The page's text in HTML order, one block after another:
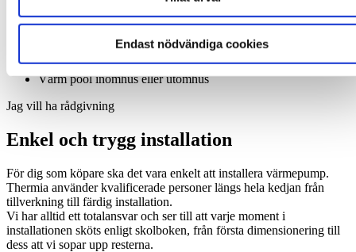
Endast nödvändiga cookies
Utnyttja förnybar energi
Komfortkyla på sommaren
Värm pool inomhus eller utomhus
Jag vill ha rådgivning
Enkel och trygg installation
För dig som köpare ska det vara enkelt att installera värmepump.
Thermia använder kvalificerade personer längs hela kedjan från
tillverkning till färdig installation.
Vi har alltid ett totalansvar och ser till att varje moment i
installationen sköts enligt skolboken, från första dimensionering till
dess att vi sopar upp resterna.